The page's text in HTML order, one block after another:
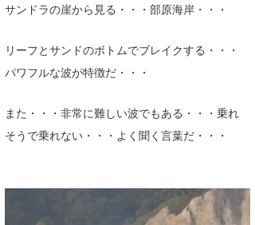
サンドラの崖から見る・・・部原海岸・・・
リーフとサンドのボトムでブレイクする・・・
パワフルな波が特徴だ・・・
また・・・非常に難しい波でもある・・・乗れ
そうで乗れない・・・よく聞く言葉だ・・・